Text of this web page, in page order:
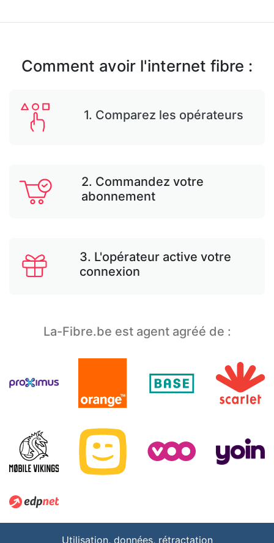
Comment avoir l'internet fibre :
1. Comparez les opérateurs
2. Commandez votre
abonnement
3. L'opérateur active votre
connexion
La-Fibre.be est agent agréé de :
Utilisation, données, rétractation